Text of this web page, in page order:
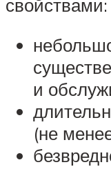
свойствами:
и
(не